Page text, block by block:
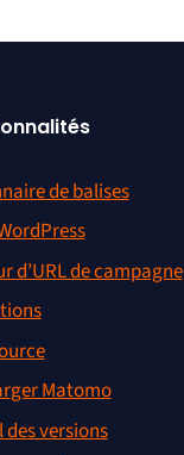
de balises
d’URL de campagne
Matomo
versions